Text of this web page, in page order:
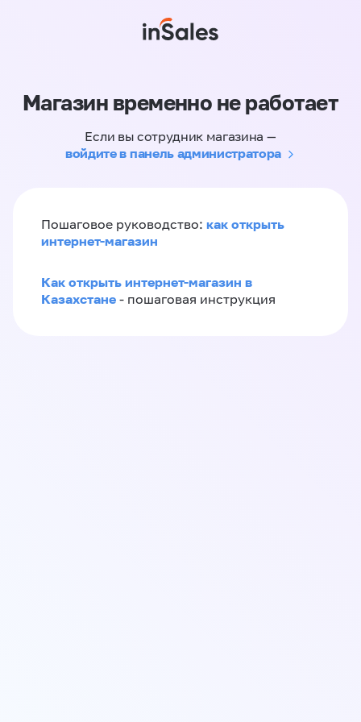
Магазин временно не работает
Если вы сотрудник магазина —
войдите в панель администратора
Пошаговое руководство: как открыть
интернет-магазин
Как открыть интернет-магазин в
Казахстане - пошаговая инструкция